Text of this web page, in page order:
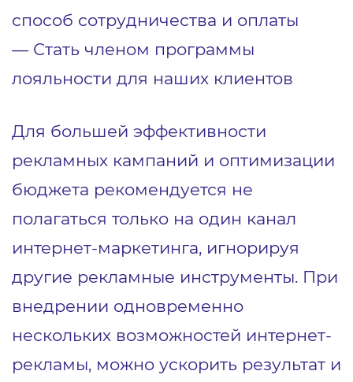
способ сотрудничества и оплаты
― Стать членом программы
лояльности для наших клиентов
Для большей эффективности
рекламных кампаний и оптимизации
бюджета рекомендуется не
полагаться только на один канал
интернет-маркетинга, игнорируя
другие рекламные инструменты. При
внедрении одновременно
нескольких возможностей интернет-
рекламы, можно ускорить результат и